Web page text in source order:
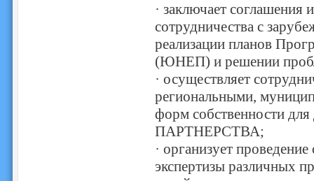
· заключает
сотрудничества с
реализации планов
(ЮНЕП) и решении
· осуществляет
региональными,
форм собственности
ПАРТНЕРСТВА;
· организует
экспертизы различных